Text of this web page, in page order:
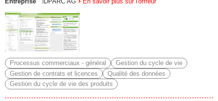
Processus commerciaux - général
Gestion du cycle de vie
Gestion de contrats et licences
Qualité des données
Gestion du cycle de vie des produits